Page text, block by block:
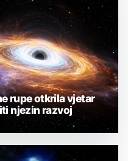
rupe otkrila vjetar
njezin razvoj